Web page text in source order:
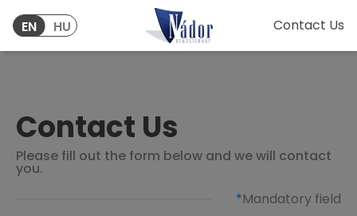
HU
EN Contact Us
Contact Us
Please fill out the form below and we will contact
you.
Mandatory field